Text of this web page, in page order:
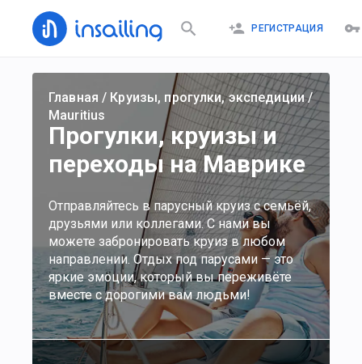
РЕГИСТРАЦИЯ
Главная / Круизы, прогулки, экспедиции/
Mauritius
Прогулки, круизы и
переходы на Маврике
Отправляйтесь в парусный круиз с семьёй,
друзьями или коллегами. С нами вы
можете забронировать круиз в любом
направлении. Отдых под парусами — это
яркие эмоции, который вы переживёте
вместе с дорогими вам людьми!